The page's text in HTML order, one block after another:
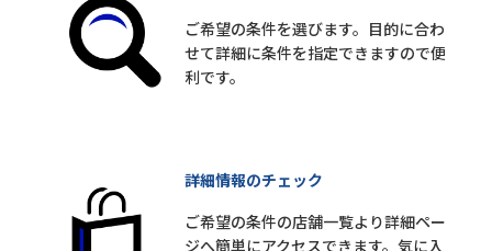
ご希望の条件を選びます。目的に合わ
せて詳細に条件を指定できますので便
利です。
詳細情報のチェック
ご希望の条件の店舗一覧より詳細ペー
ジへ簡単にアクセスできます。気に入